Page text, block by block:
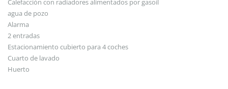
Calefacción con radiadores alimentados por gasoil
agua de pozo
Alarma
2 entradas
Estacionamiento cubierto para 4 coches
Cuarto de lavado
Huerto